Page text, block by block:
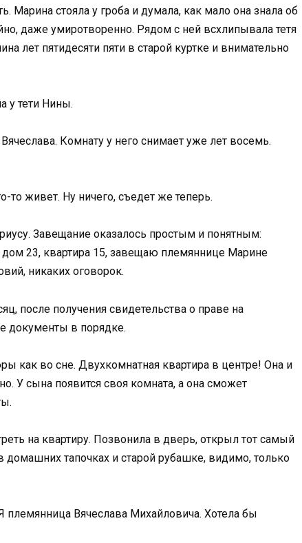
Марина стояла у гроба и думала, как мало она знала об
даже умиротворенно. Рядом с ней всхлипывала тетя
лет пятидесяти пяти в старой куртке и внимательно
у тети Нины.
Комнату у него снимает уже лет восемь.
то живет. Ну ничего, съедет же теперь.
Завещание оказалось простым и понятным:
дом 23, квартира 15, завещаю племяннице Марине
никаких оговорок.
после получения свидетельства о праве на
документы в порядке.
как во сне. Двухкомнатная квартира в центре! Она и
У сына появится своя комната, а она сможет
на квартиру. Позвонила в дверь, открыл тот самый
тапочках и старой рубашке, видимо, только
Вячеслава Михайловича. Хотела бы